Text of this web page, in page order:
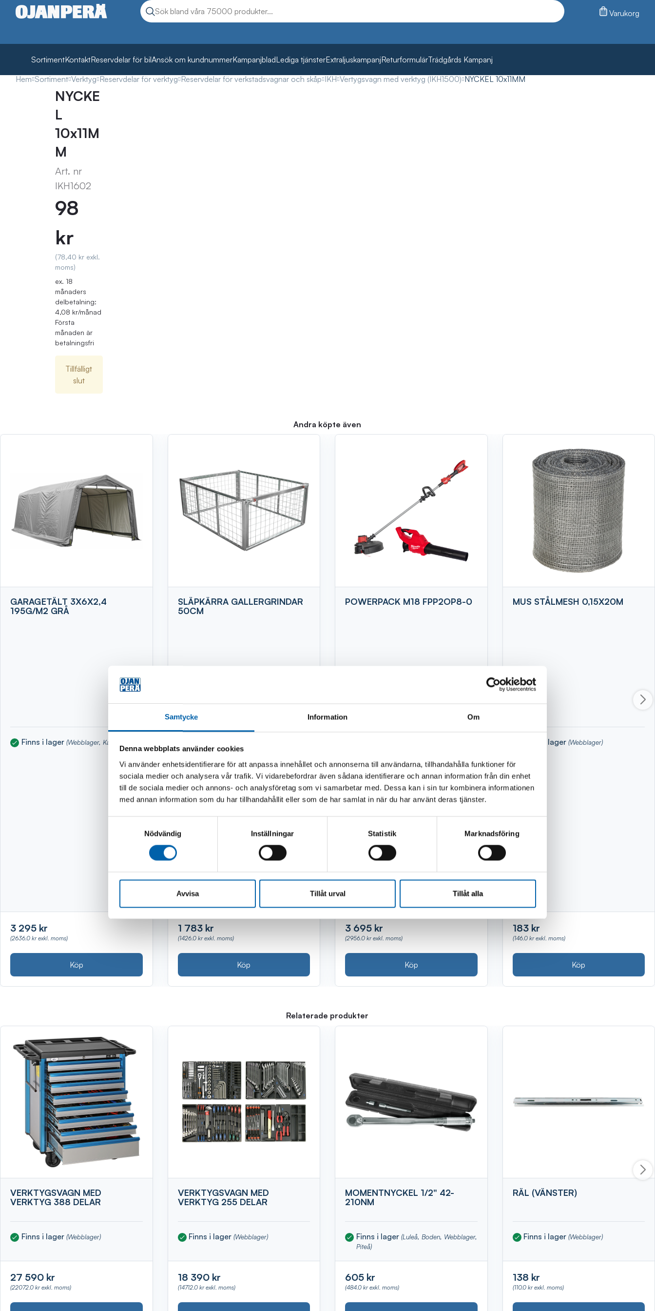
Samtycke Information Om
Denna webbplats använder cookies
Vi använder enhetsidentifierare för att anpassa innehållet och annonserna till användarna, tillhandahålla funktioner för
sociala medier och analysera vår trafik. Vi vidarebefordrar även sådana identifierare och annan information från din enhet
till de sociala medier och annons- och analysföretag som vi samarbetar med. Dessa kan i sin tur kombinera informationen
med annan information som du har tillhandahållit eller som de har samlat in när du har använt deras tjänster.
Nödvändig
Inställningar Statistik Marknadsföring
Avvisa Tillåt urval Tillåt alla
Sök produkter
Sök Varukorg
SortimentKontaktReservdelar för bilAnsök om kundnummerKampanjbladLediga tjänsterExtraljuskampanjReturformulärTrädgårds Kampanj
Hem Sortiment Verktyg Reservdelar för verktyg Reservdelar för verkstadsvagnar och skåp IKH Vertygsvagn med verktyg (IKH1500) NYCKEL 10x11MM
NYCKE
L
10x11M
M
Art. nr
IKH1602
98
kr
(78,40 kr exkl.
moms)
ex. 18
månaders
delbetalning:
4,08 kr/månad
Första
månaden är
betalningsfri
Tillfälligt
slut
Andra köpte även
GARAGETÄLT 3X6X2,4
195G/M2 GRÅ
Finns i lager (Webblager, Kalix, Luleå)
3 295 kr
(2636.0 kr exkl. moms)
Köp
SLÄPKÄRRA GALLERGRINDAR
50CM
1 783 kr
(1426.0 kr exkl. moms)
Köp
POWERPACK M18 FPP2OP8-0
3 695 kr
(2956.0 kr exkl. moms)
Köp
MUS STÅLMESH 0,15X20M
Finns i lager(Webblager)
183 kr
(146.0 kr exkl. moms)
Köp
Relaterade produkter
VERKTYGSVAGN MED
VERKTYG 388 DELAR
Finns i lager (Webblager)
27 590 kr
(22072.0 kr exkl. moms)
VERKTYGSVAGN MED
VERKTYG 255 DELAR
Finns i lager(Webblager)
18 390 kr
(14712.0 kr exkl. moms)
MOMENTNYCKEL 1/2" 42-
210NM
Finns i lager (Luleå, Boden, Webblager,
Piteå)
605 kr
(484.0 kr exkl. moms)
RÄL (VÄNSTER)
Finns i lager(Webblager)
138 kr
(110.0 kr exkl. moms)